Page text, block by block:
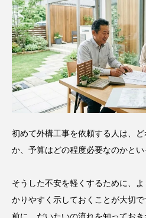
初めて外構工事を依頼する人は、
か、予算はどの程度必要なのかとい
そうした不安を軽くするために、
かりやすく示しておくことが大切